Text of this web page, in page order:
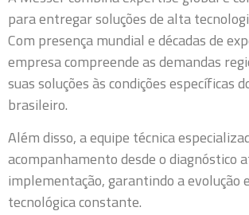
para entregar soluções de alta
Com presença mundial e décadas de
empresa compreende as demandas
suas soluções às condições específicas
brasileiro.
Além disso, a equipe técnica
acompanhamento desde o diagnóstico
implementação, garantindo a evolução
tecnológica constante.